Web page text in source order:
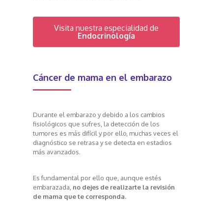
Visita nuestra especialidad de
Endocrinología
Cáncer de mama en el embarazo
Durante el embarazo y debido a los cambios
fisiológicos que sufres, la detección de los
tumores es más difícil y por ello, muchas veces el
diagnóstico se retrasa y se detecta en estadios
más avanzados.
Es fundamental por ello que, aunque estés
embarazada, no dejes de realizarte la revisión
de mama que te corresponda.